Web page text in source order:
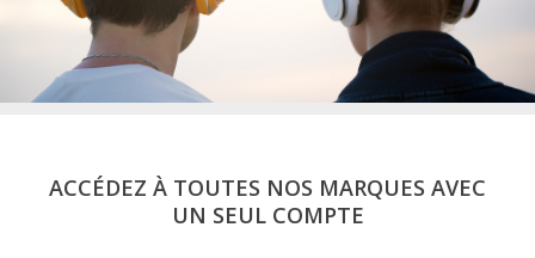
ACCÉDEZ À TOUTES NOS MARQUES AVEC
UN SEUL COMPTE